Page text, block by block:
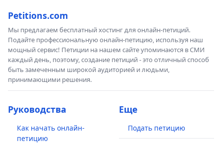
Petitions.com
Мы предлагаем бесплатный хостинг для онлайн-петиций.
Подайте профессиональную онлайн-петицию, используя наш
мощный сервис! Петиции на нашем сайте упоминаются в СМИ
каждый день, поэтому, создание петиций - это отличный способ
быть замеченным широкой аудиторией и людьми,
принимающими решения.
Руководства
Как начать онлайн-
петицию
Еще
Подать петицию